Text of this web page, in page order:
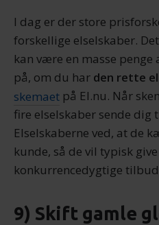
at analysere vores trafik. Vi
din brug af vores
analysepartnere. Vores
data med andre oplysninger,
de har indsamlet fra din brug
I dag er der store
forskellige elselskaber.
kan være en masse
på, om du har den rette
skemaet på El.nu. Når
fire elselskaber sende dig
Elselskaberne ved, at de
kunde, så de vil typisk
konkurrencedygtige
9) Skift gamle